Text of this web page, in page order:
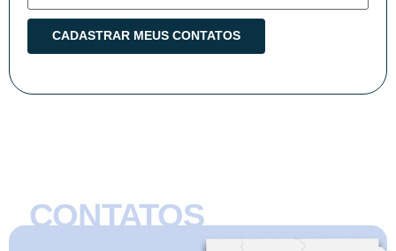
CONTATOS